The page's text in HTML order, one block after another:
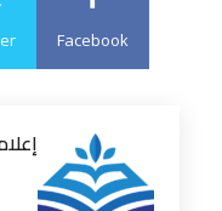
Facebook